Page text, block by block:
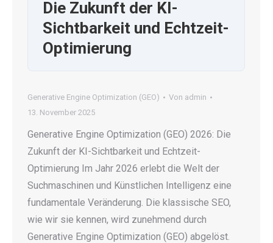
Die Zukunft der KI-
Sichtbarkeit und Echtzeit-
Optimierung
Generative Engine Optimization (GEO) Von admin
13. November 2025
Generative Engine Optimization (GEO) 2026: Die
Zukunft der KI-Sichtbarkeit und Echtzeit-
Optimierung Im Jahr 2026 erlebt die Welt der
Suchmaschinen und Künstlichen Intelligenz eine
fundamentale Veränderung. Die klassische SEO,
wie wir sie kennen, wird zunehmend durch
Generative Engine Optimization (GEO) abgelöst.